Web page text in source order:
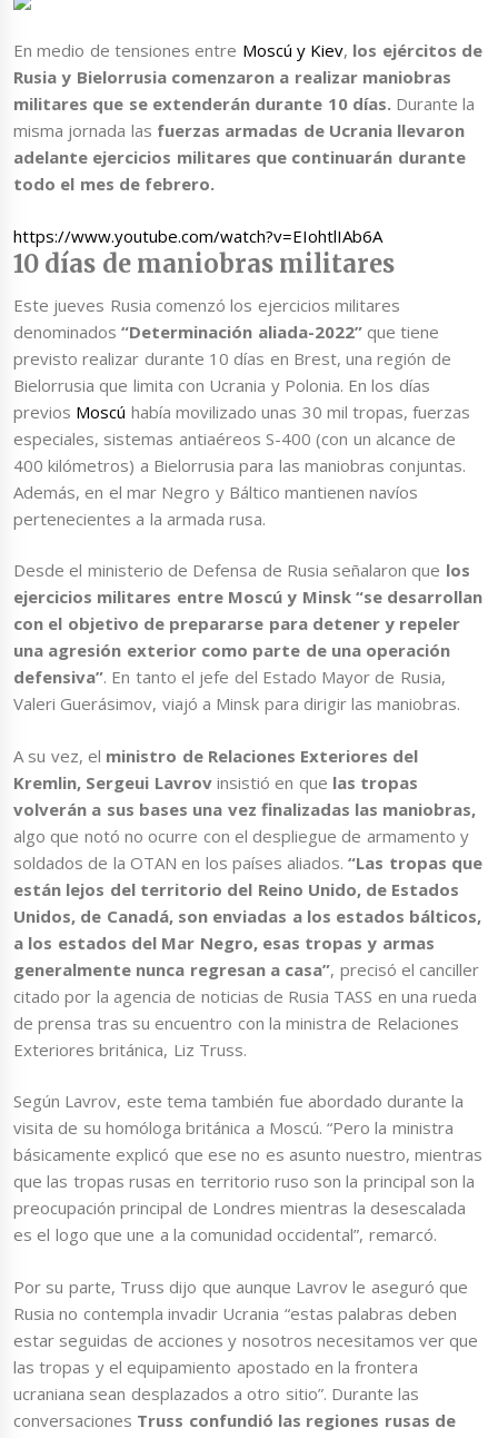
En medio de tensiones entre Moscú y Kiev, los ejércitos de
Rusia y Bielorrusia comenzaron a realizar maniobras
militares que se extenderán durante 10 días. Durante la
misma jornada las fuerzas armadas de Ucrania llevaron
adelante ejercicios militares que continuarán durante
todo el mes de febrero.
https://www.youtube.com/watch?v=EIohtlIAb6A
10 días de maniobras militares
Este jueves Rusia comenzó los ejercicios militares
denominados“Determinación aliada-2022”que tiene
previsto realizar durante 10 días en Brest, una región de
Bielorrusia que limita con Ucrania y Polonia. En los días
previos Moscú había movilizado unas 30 mil tropas, fuerzas
especiales, sistemas antiaéreos S-400 (con un alcance de
400 kilómetros) a Bielorrusia para las maniobras conjuntas.
Además, en el mar Negro y Báltico mantienen navíos
pertenecientes a la armada rusa.
Desde el ministerio de Defensa de Rusia señalaron que los
ejercicios militares entre Moscú y Minsk “se desarrollan
con el objetivo de prepararse para detener y repeler
una agresión exterior como parte de una operación
defensiva”. En tanto el jefe del Estado Mayor de Rusia,
Valeri Guerásimov, viajó a Minsk para dirigir las maniobras.
A su vez, el ministro de Relaciones Exteriores del
Kremlin, Sergeui Lavrov insistió en que las tropas
volverán a sus bases una vez finalizadas las maniobras,
algo que notó no ocurre con el despliegue de armamento y
soldados de la OTAN en los países aliados.“Las tropas que
están lejos del territorio del Reino Unido, de Estados
Unidos, de Canadá, son enviadas a los estados bálticos,
a los estados del Mar Negro, esas tropas y armas
generalmente nunca regresan a casa”, precisó el canciller
citado por la agencia de noticias de Rusia TASS en una rueda
de prensa tras su encuentro con la ministra de Relaciones
Exteriores británica, Liz Truss.
Según Lavrov, este tema también fue abordado durante la
visita de su homóloga británica a Moscú. “Pero la ministra
básicamente explicó que ese no es asunto nuestro, mientras
que las tropas rusas en territorio ruso son la principal son la
preocupación principal de Londres mientras la desescalada
es el logo que une a la comunidad occidental”, remarcó.
Por su parte, Truss dijo que aunque Lavrov le aseguró que
Rusia no contempla invadir Ucrania “estas palabras deben
estar seguidas de acciones y nosotros necesitamos ver que
las tropas y el equipamiento apostado en la frontera
ucraniana sean desplazados a otro sitio”. Durante las
conversaciones Truss confundió las regiones rusas de